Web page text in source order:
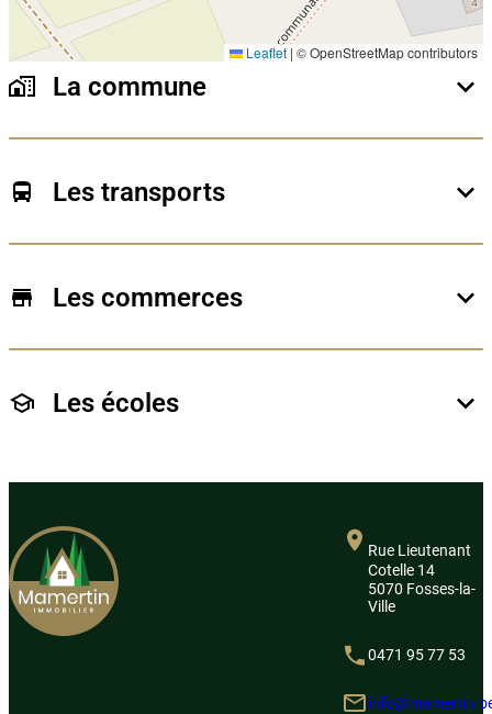
Leaflet | © OpenStreetMap contributors
La commune
Nichée entre Namur et Charleroi, Fosses-la-Ville séduit
et son atmosphère conviviale. Avec ses villages
pittoresques, son riche patrimoine et ses quartiers
de vie idéal pour les familles, les amoureux de la
restant proche des grands centres urbains.
Les transports
Parfaitement située, Fosses-la-Ville bénéficie d’un
l’E42, permettant de rejoindre rapidement Namur,
Charleroi ou Bruxelles. La gare locale et les lignes de
déplacements scolaires ou professionnels.
Les commerces
La commune dispose de nombreux commerces de
locaux, parfaits pour un quotidien pratique et animé.
Les villes voisines complètent l’offre avec des centres
Les écoles
communes environnantes, assurant aux familles une
offre éducative complète et de proximité. Rue Lieutenant
Cotelle 14
5070 Fosses-la-
Ville
0471 95 77 53